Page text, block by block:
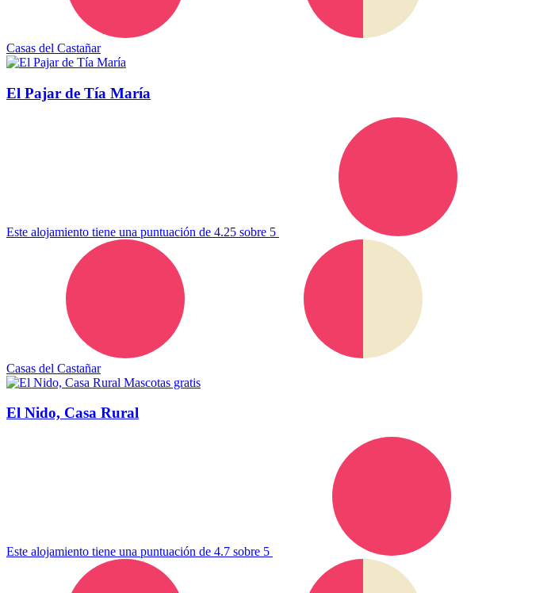
Casas del Castañar
El Pajar de Tía María
Este alojamiento tiene una puntuación de 4.25 sobre 5
Casas del Castañar
Mascotas gratis
El Nido, Casa Rural
Este alojamiento tiene una puntuación de 4.7 sobre 5